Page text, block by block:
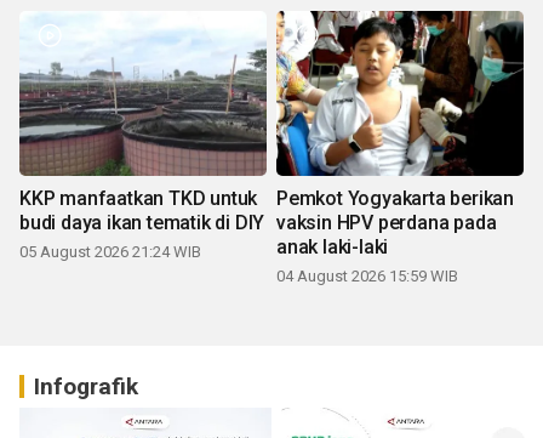
KKP manfaatkan TKD untuk
budi daya ikan tematik di DIY
05 August 2026 21:24 WIB
Pemkot Yogyakarta berikan
vaksin HPV perdana pada
anak laki-laki
04 August 2026 15:59 WIB
Infografik